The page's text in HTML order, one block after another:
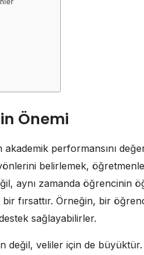
Önemi
performansını
belirlemek,
aynı zamanda öğrencinin
fırsattır. Örneğin, bir
sağlayabilirler.
değil, veliler için de